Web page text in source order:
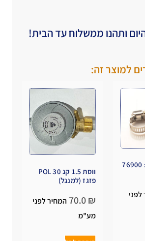
ותהנו ממשלוח עד הבית!
למוצר זה:
בנדים – מק"ט: 76900
ווסת 1.5 קג POL 30
פזגז (למנגל)
₪
המחיר לפני
מע"מ